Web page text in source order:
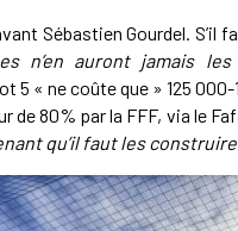
Sébastien Gourdel. S’il
n’en auront jamais
5 « ne coûte que » 125
80% par la FFF, via le
qu’il faut les